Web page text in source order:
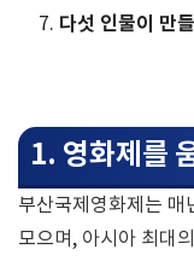
다섯 인물이 만
1. 영화제를
부산국제영화제는 매
모으며, 아시아 최대